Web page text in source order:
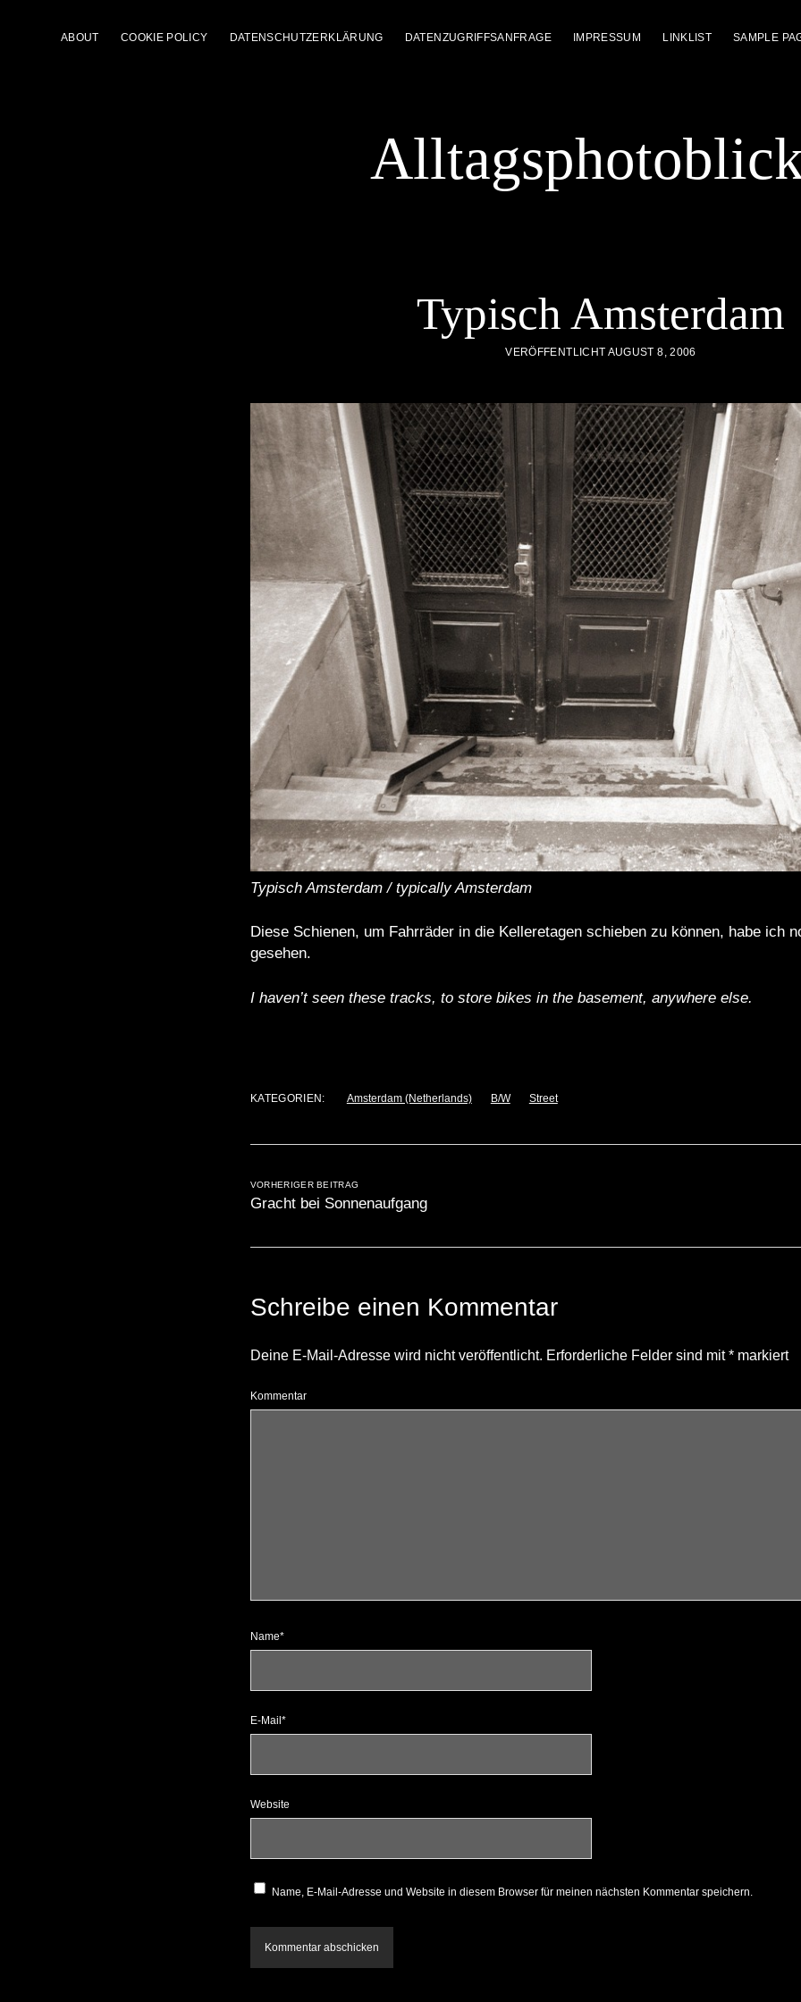
ABOUT COOKIE POLICY DATENSCHUTZERKLÄRUNG DATENZUGRIFFSANFRAGE IMPRESSUM LINKLIST SAMPLE
Typisch Amsterdam
VERÖFFENTLICHT AUGUST 8, 2006
Typisch Amsterdam / typically Amsterdam
Diese Schienen, um Fahrräder in die Kelleretagen schieben zu können, habe ich
gesehen.
I haven’t seen these tracks, to store bikes in the basement, anywhere else.
KATEGORIEN: Amsterdam (Netherlands) B/W Street
VORHERIGER BEITRAG
Gracht bei Sonnenaufgang
Schreibe einen Kommentar
Deine E-Mail-Adresse wird nicht veröffentlicht. Erforderliche Felder sind mit*markiert
Kommentar
Name*
E-Mail*
Website
Name, E-Mail-Adresse und Website in diesem Browser für meinen nächsten Kommentar speichern.